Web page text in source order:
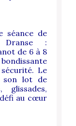
séance de
:
de 6 à 8
Le
son lot de
défi au cœur